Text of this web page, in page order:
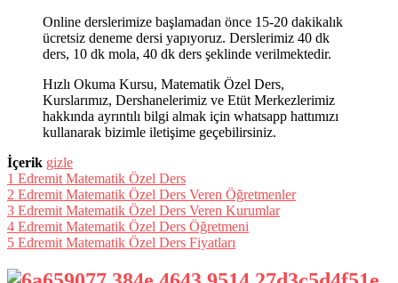
Online derslerimize başlamadan önce 15-20 dakikalık
ücretsiz deneme dersi yapıyoruz. Derslerimiz 40 dk
ders, 10 dk mola, 40 dk ders şeklinde verilmektedir.
Hızlı Okuma Kursu, Matematik Özel Ders,
Kurslarımız, Dershanelerimiz ve Etüt Merkezlerimiz
hakkında ayrıntılı bilgi almak için whatsapp hattımızı
kullanarak bizimle iletişime geçebilirsiniz.
İçerik gizle
1 Edremit Matematik Özel Ders
2 Edremit Matematik Özel Ders Veren Öğretmenler
3 Edremit Matematik Özel Ders Veren Kurumlar
4 Edremit Matematik Özel Ders Öğretmeni
5 Edremit Matematik Özel Ders Fiyatları